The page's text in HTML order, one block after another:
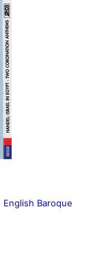
и
цены и
от того,
232)
на
и расставляет
заостренные
Baroque